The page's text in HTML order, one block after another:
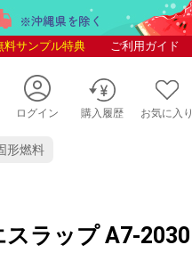
料サンプル特典 ご利用ガイド
ログイン 購入履歴 お気に入り
形燃料
ラップ A7-2030